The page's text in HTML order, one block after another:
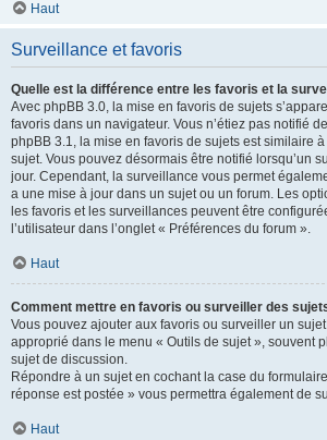
Haut
Surveillance et favoris
Quelle est la différence entre les favoris et la
Avec phpBB 3.0, la mise en favoris de sujets
favoris dans un navigateur. Vous n’étiez pas notifié
phpBB 3.1, la mise en favoris de sujets est similaire
sujet. Vous pouvez désormais être notifié lorsqu’un
jour. Cependant, la surveillance vous permet
a une mise à jour dans un sujet ou un forum. Les
les favoris et les surveillances peuvent être
l’utilisateur dans l’onglet « Préférences du forum ».
Haut
Comment mettre en favoris ou surveiller des
Vous pouvez ajouter aux favoris ou surveiller un
approprié dans le menu « Outils de sujet », souvent
sujet de discussion.
Répondre à un sujet en cochant la case du
réponse est postée » vous permettra également de
Haut